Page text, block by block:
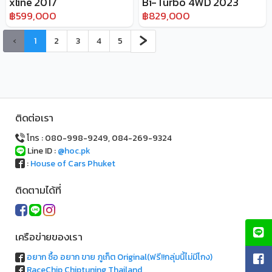
฿599,000 ฿829,000
‹ 1 2 3 4 5 ›
ติดต่อเรา
โทร : 080-998-9249, 084-269-9324
Line ID :@hoc.pk
:House of Cars Phuket
ติดตามได้ที่
เครือข่ายของเรา
อยาก ซื้อ อยาก ขาย ภูเก็ต Original(ฟรี!!กลุ่มนี้ไม่มีโกง)